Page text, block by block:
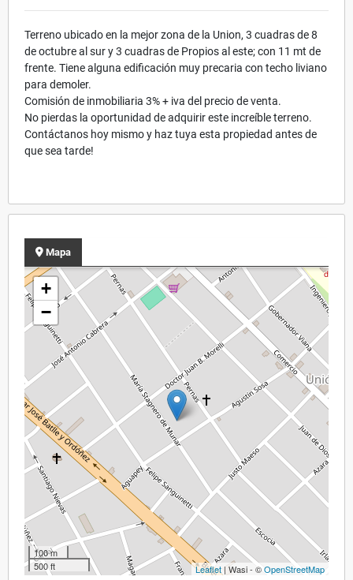
Terreno ubicado en la mejor zona de la Union, 3 cuadras de 8
de octubre al sur y 3 cuadras de Propios al este; con 11 mt de
frente. Tiene alguna edificación muy precaria con techo liviano
para demoler.
Comisión de inmobiliaria 3% + iva del precio de venta.
No pierdas la oportunidad de adquirir este increíble terreno.
Contáctanos hoy mismo y haz tuya esta propiedad antes de
que sea tarde!
Mapa
+
−
100 m
500 ft
Leaflet | Wasi - ©OpenStreetMap